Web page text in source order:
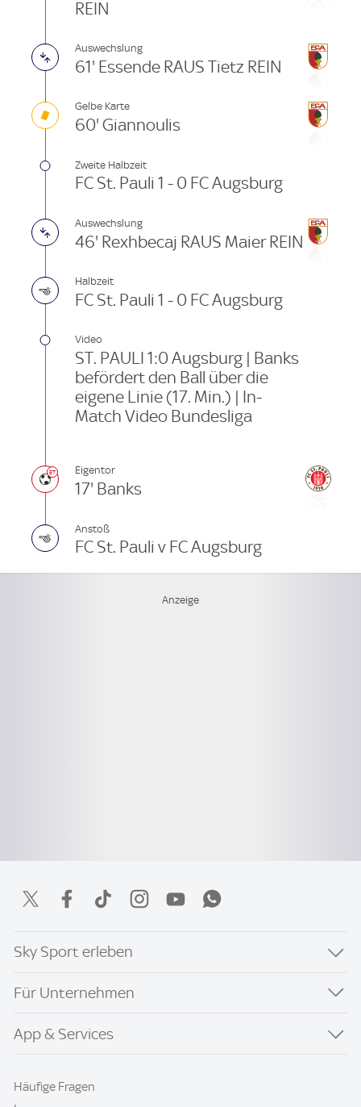
REIN
Auswechslung
61' Essende RAUS Tietz REIN
Gelbe Karte
60' Giannoulis
Zweite Halbzeit
FC St. Pauli 1 - 0 FC Augsburg
Auswechslung
46' Rexhbecaj RAUS Maier REIN
Halbzeit
FC St. Pauli 1 - 0 FC Augsburg
Video
ST. PAULI 1:0 Augsburg | Banks
befördert den Ball über die
eigene Linie (17. Min.) | In-
Match Video Bundesliga
Eigentor
17' Banks
Anstoß
FC St. Pauli v FC Augsburg
Sky Sport erleben
Für Unternehmen
App & Services
Häufige Fragen